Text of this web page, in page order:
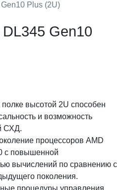
Plus (2U)
Gen10
высотой 2U способен
и возможность
СХД.
процессоров AMD
с повышенной
вычислений по сравнению с
поколения.